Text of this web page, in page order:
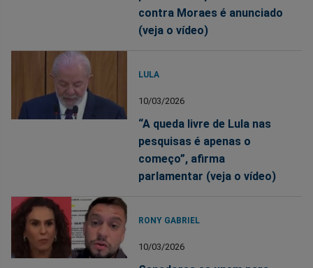
contra Moraes é anunciado
(veja o vídeo)
LULA
10/03/2026
“A queda livre de Lula nas
pesquisas é apenas o
começo”, afirma
parlamentar (veja o vídeo)
RONY GABRIEL
10/03/2026